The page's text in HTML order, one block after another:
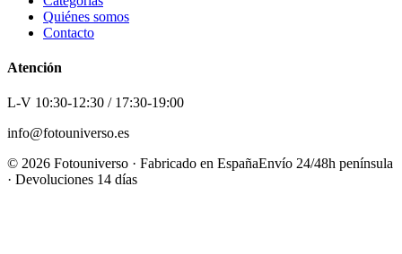
Quiénes somos
Contacto
Atención
L-V 10:30-12:30 / 17:30-19:00
info@fotouniverso.es
© 2026 Fotouniverso · Fabricado en EspañaEnvío 24/48h península
· Devoluciones 14 días